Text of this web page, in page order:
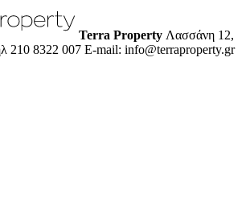
Terra Property Λασσάνη 12,
210 8322 007 E-mail: info@terraproperty.gr